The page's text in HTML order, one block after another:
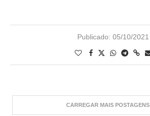
Publicado: 05/10/2021
CARREGAR MAIS POSTAGENS